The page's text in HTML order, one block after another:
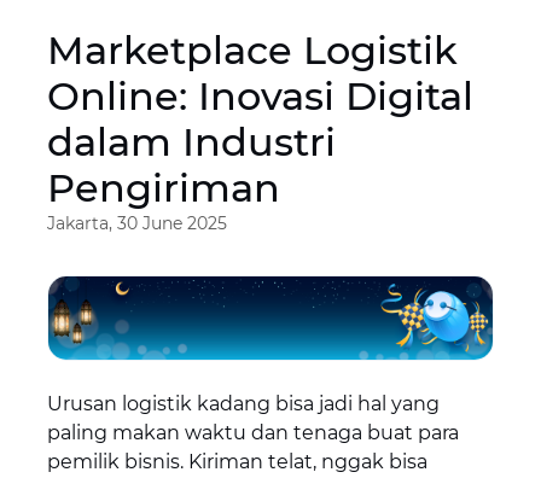
Marketplace Logistik
Online: Inovasi Digital
dalam Industri
Pengiriman
Jakarta, 30 June 2025
Urusan logistik kadang bisa jadi hal yang
paling makan waktu dan tenaga buat para
pemilik bisnis. Kiriman telat, nggak bisa